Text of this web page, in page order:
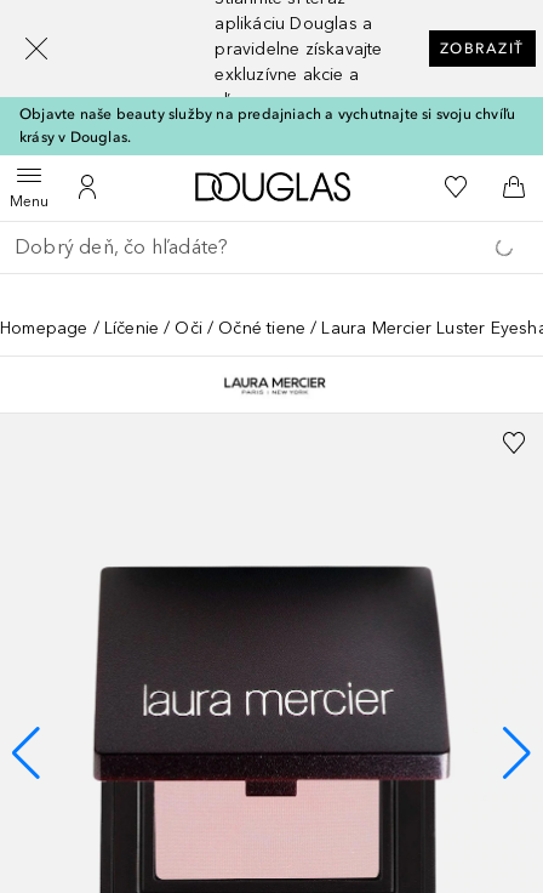
aplikáciu Douglas a
pravidelne získavajte
exkluzívne akcie a
zľavy
ZOBRAZIŤ
Objavte naše beauty služby na predajniach a vychutnajte si svoju chvíľu
krásy v Douglas.
MenuOtvoriť menuDo môjho účtu
Domov Do môjho
Do
Choď späť
Vykonajte vyhľadávanie
Homepage Líčenie Oči Očné tiene Laura Mercier Luster
[navigation.slideout.screenreader]